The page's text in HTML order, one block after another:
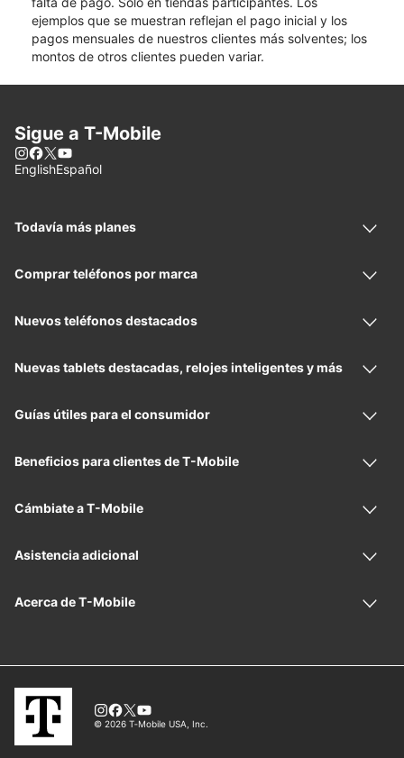
ejemplos que se muestran reflejan el pago inicial y los
pagos mensuales de nuestros clientes más solventes; los
montos de otros clientes pueden variar.